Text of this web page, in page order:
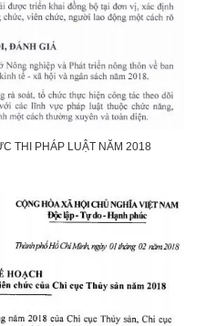
THI PHÁP LUẬT NĂM 2018